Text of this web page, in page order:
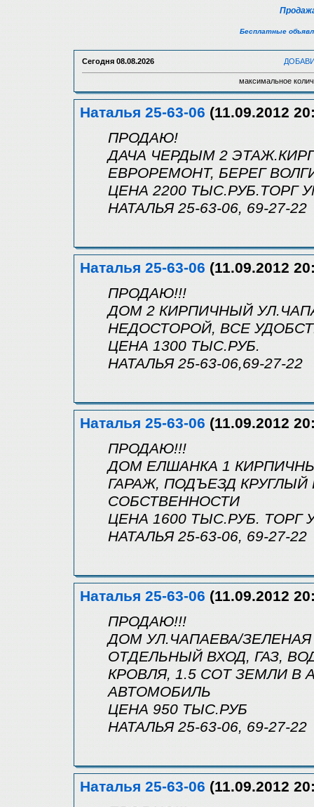
Бесплатные
Сегодня 08.08.2026
максимальное
Наталья 25-63-06 (11.09.2012
ПРОДАЮ!
ДАЧА ЧЕРДЫМ 2
ЕВРОРЕМОНТ, БЕРЕГ
ЦЕНА 2200 ТЫС.РУБ.ТОРГ
НАТАЛЬЯ 25-63-06, 69-27-22
Наталья 25-63-06 (11.09.2012
ПРОДАЮ!!!
ДОМ 2 КИРПИЧНЫЙ
НЕДОСТОРОЙ, ВСЕ
ЦЕНА 1300 ТЫС.РУБ.
НАТАЛЬЯ 25-63-06,69-27-22
Наталья 25-63-06 (11.09.2012
ПРОДАЮ!!!
ДОМ ЕЛШАНКА 1
ГАРАЖ, ПОДЪЕЗД КРУГЛЫЙ
СОБСТВЕННОСТИ
ЦЕНА 1600 ТЫС.РУБ. ТОРГ
НАТАЛЬЯ 25-63-06, 69-27-22
Наталья 25-63-06 (11.09.2012
ПРОДАЮ!!!
ДОМ УЛ.ЧАПАЕВА/
ОТДЕЛЬНЫЙ ВХОД, ГАЗ,
КРОВЛЯ, 1.5 СОТ ЗЕМЛИ В
АВТОМОБИЛЬ
ЦЕНА 950 ТЫС.РУБ
НАТАЛЬЯ 25-63-06, 69-27-22
Наталья 25-63-06 (11.09.2012